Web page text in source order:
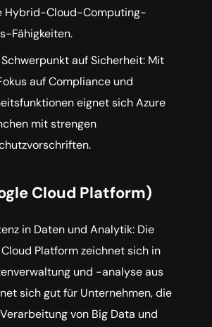
Hybrid-Cloud-Computing-
Fähigkeiten.
auf Sicherheit: Mit
auf Compliance und
eignet sich Azure
mit strengen
Cloud Platform)
in Daten und Analytik: Die
Platform zeichnet sich in
und -analyse aus
sich gut für Unternehmen, die
von Big Data und